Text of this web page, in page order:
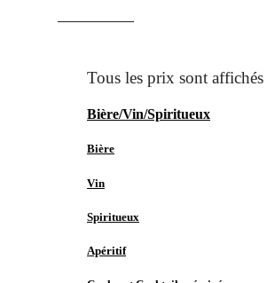
Bière/Vin/Spiritueux
Bière
Vin
Spiritueux
Apéritif